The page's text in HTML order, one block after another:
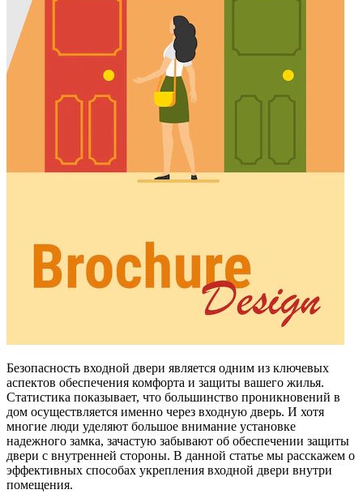
Безопасность входной двери является одним из ключевых
аспектов обеспечения комфорта и защиты вашего жилья.
Статистика показывает, что большинство проникновений в
дом осуществляется именно через входную дверь. И хотя
многие люди уделяют большое внимание установке
надежного замка, зачастую забывают об обеспечении защиты
двери с внутренней стороны. В данной статье мы расскажем о
эффективных способах укрепления входной двери внутри
помещения.